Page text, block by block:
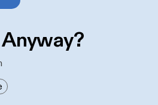
Anyway?